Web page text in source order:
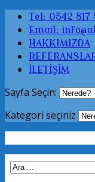
Tel: 0542 817
Email:
HAKKIMIZDA
İLETİŞİM
Sayfa Seçin:
Kategori seçiniz